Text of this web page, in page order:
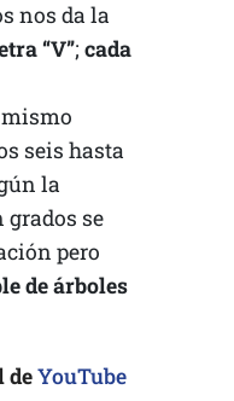
nos da la
“V”; cada
seis hasta
la
grados se
pero
de árboles
deYouTube